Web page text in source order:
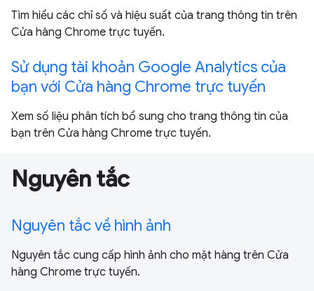
Tìm hiểu các chỉ số và hiệu suất của trang thông tin trên
Cửa hàng Chrome trực tuyến.
Sử dụng tài khoản Google Analytics của
bạn với Cửa hàng Chrome trực tuyến
Xem số liệu phân tích bổ sung cho trang thông tin của
bạn trên Cửa hàng Chrome trực tuyến.
Nguyên tắc
Nguyên tắc về hình ảnh
Nguyên tắc cung cấp hình ảnh cho mặt hàng trên Cửa
hàng Chrome trực tuyến.